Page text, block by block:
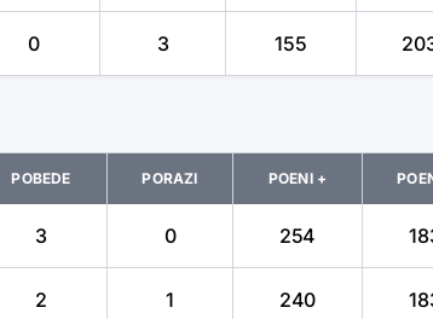
0 3 155
POBEDE PORAZI POENI +
3 0 254
2 1 240